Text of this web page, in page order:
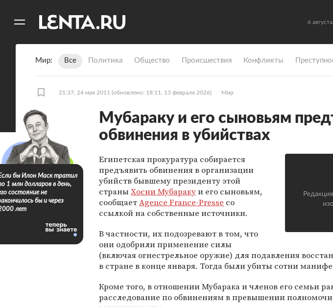
6
Мир Все Политика Общество Происшествия Конфликты
21:37, 24 мая 2011 (обновлено: 18:11, 13 февраля 2026) Мир
Мубараку и его сыновьям
обвинения в убийствах
Египетская прокуратура собирается
предъявить обвинения в организации
убийств бывшему президенту этой
страныХосни Мубаракуи его сыновьям,
сообщаетAgence France-Presse со
ссылкой на собственные источники.
В частности, их подозревают в том, что
они одобрили применение силы
(включая огнестрельное оружие) для подавления
в стране в конце января. Тогда были убиты сотни
Кроме того, в отношении Мубарака и членов его семьи
расследование по обвинениям в превышении
бы Илон Маск тратил
1 млн долларов в день,
состояние не
бы и через
лет